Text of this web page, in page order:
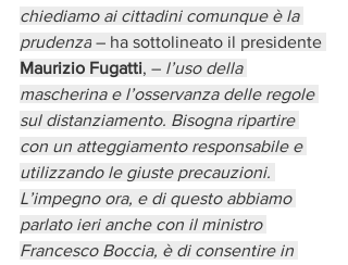
chiediamo ai cittadini comunque è la
prudenza – ha sottolineato il presidente
Maurizio Fugatti, – l’uso della
mascherina e l’osservanza delle regole
sul distanziamento. Bisogna ripartire
con un atteggiamento responsabile e
utilizzando le giuste precauzioni.
L’impegno ora, e di questo abbiamo
parlato ieri anche con il ministro
Francesco Boccia, è di consentire in